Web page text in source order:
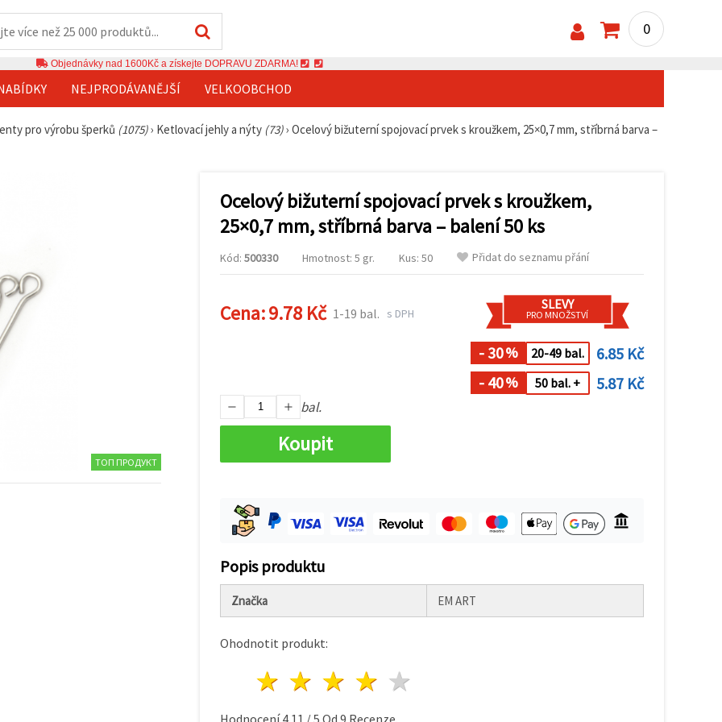
0
Objednávky nad 1600Kč a získejte DOPRAVU ZDARMA!
NEJPRODÁVANĚJŠÍ VELKOOBCHOD
pro výrobu šperků (1075)› Ketlovací jehly a nýty (73)› Ocelový bižuterní spojovací prvek s kroužkem, 25×0,7 mm, stříbrná barva –
ТОП ПРОДУКТ
Ocelový bižuterní spojovací prvek s kroužkem,
25×0,7 mm, stříbrná barva – balení 50 ks
Kód: 500330 Hmotnost: 5 gr. Kus: 50 Přidat do seznamu přání
Cena:9.78 Kč 1-19 bal. s DPH
SLEVY
PRO MNOŽSTVÍ
- 30% 20-49 bal.
6.85 Kč
- 40% 50 bal. + 5.87 Kč
bal.
Koupit
Popis produktu
Značka EM ART
Ohodnotit produkt:
4 hvězdy
3 hvězdy
2 hvězdy
1 hvězda
Hodnocení4.11 /5 Od 9 Recenze.